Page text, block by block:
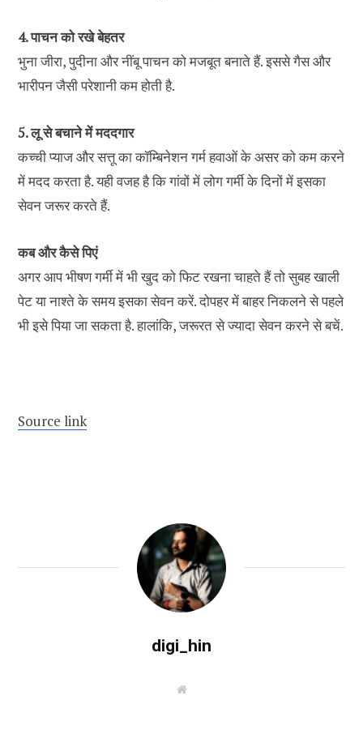
4. पाचन को रखे बेहतर
भुना जीरा, पुदीना और नींबू पाचन को मजबूत बनाते हैं. इससे गैस और
भारीपन जैसी परेशानी कम होती है.
5. लू से बचाने में मददगार
कच्ची प्याज और सत्तू का कॉम्बिनेशन गर्म हवाओं के असर को कम करने
में मदद करता है. यही वजह है कि गांवों में लोग गर्मी के दिनों में इसका
सेवन जरूर करते हैं.
कब और कैसे पिएं
अगर आप भीषण गर्मी में भी खुद को फिट रखना चाहते हैं तो सुबह खाली
पेट या नाश्ते के समय इसका सेवन करें. दोपहर में बाहर निकलने से पहले
भी इसे पिया जा सकता है. हालांकि, जरूरत से ज्यादा सेवन करने से बचें.
Source link
digi_hin
W